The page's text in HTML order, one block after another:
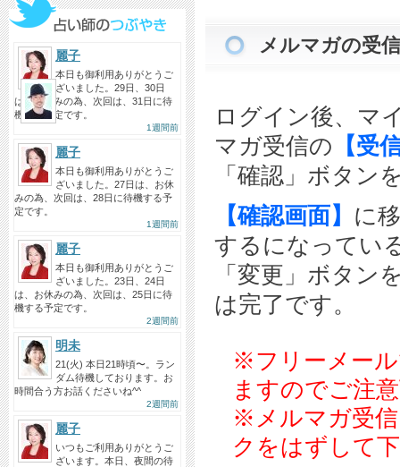
ネコ先生には何度相談しているだ
ろう…もう何かあれば勝手に手
バモス☆Gabi先生へ
2026/08/06
同じ関西人なのでとても親しみを
抱きました。短い時間でした
が、...
投稿者：まゆ
麗子
本日も御利用ありがとうご
ざいました。29日、30日
は、お休みの為、次回は、31日に待
機する予定です。
1週間前
麗子
本日も御利用ありがとうご
ざいました。27日は、お休
みの為、次回は、28日に待機する予
定です。
1週間前
麗子
本日も御利用ありがとうご
ざいました。23日、24日
は、お休みの為、次回は、25日に待
機する予定です。
2週間前
明未
21(火) 本日21時頃〜。ラン
ダム待機しております。お
時間合う方お話くださいね^^
2週間前
麗子
いつもご利用ありがとうご
ざいます。本日、夜間の待
メルマガの受
ログイン後、マ
マガ受信の 【受
「確認」ボタン
【確認画面】 に
するになってい
「変更」ボタン
は完了です。
※フリーメー
ますのでご注
※メルマガ受
クをはずして